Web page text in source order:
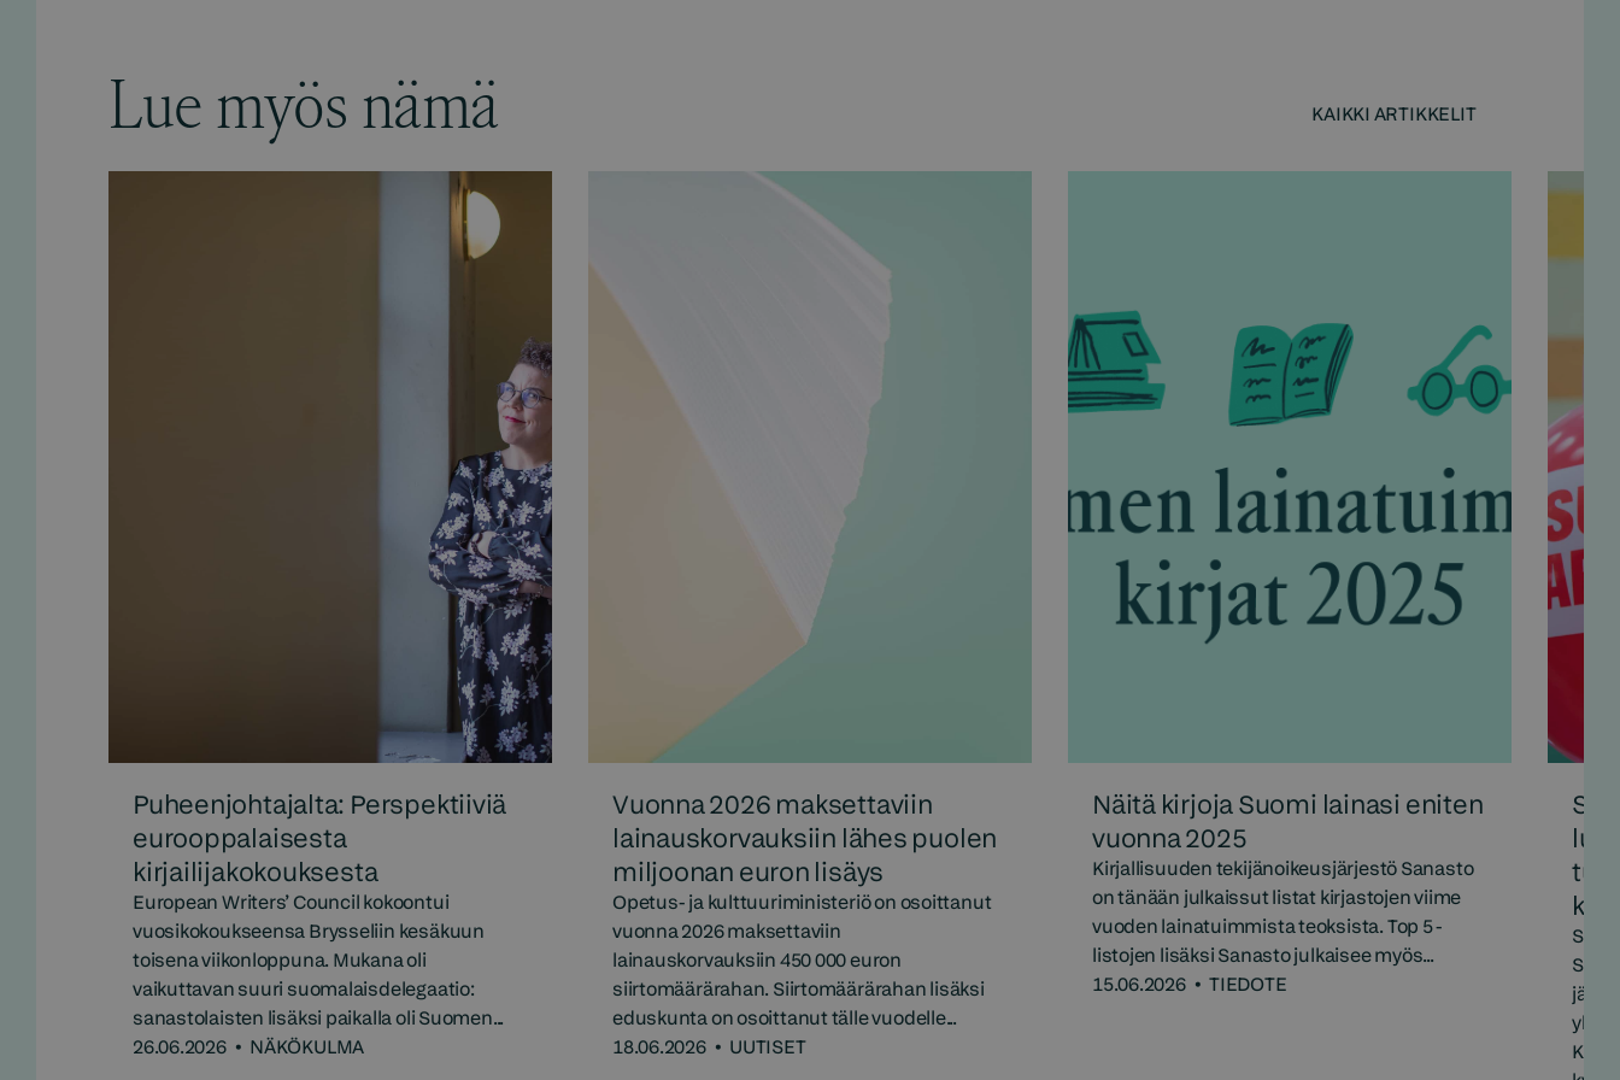
Lue myös nämä KAIKKI ARTIKKELIT
Puheenjohtajalta: Perspektiiviä
eurooppalaisesta
kirjailijakokouksesta
European Writers’ Council kokoontui
vuosikokoukseensa Brysseliin kesäkuun
toisena viikonloppuna. Mukana oli
vaikuttavan suuri suomalaisdelegaatio:
sanastolaisten lisäksi paikalla oli Suomen...
26.06.2026 • NÄKÖKULMA
Vuonna 2026 maksettaviin
lainauskorvauksiin lähes puolen
miljoonan euron lisäys
Opetus- ja kulttuuriministeriö on osoittanut
vuonna 2026 maksettaviin
lainauskorvauksiin 450 000 euron
siirtomäärärahan. Siirtomäärärahan lisäksi
eduskunta on osoittanut tälle vuodelle...
18.06.2026 • UUTISET
Näitä kirjoja Suomi lainasi eniten
vuonna 2025
Kirjallisuuden tekijänoikeusjärjestö Sanasto
on tänään julkaissut listat kirjastojen viime
vuoden lainatuimmista teoksista. Top 5 -
listojen lisäksi Sanasto julkaisee myös...
15.06.2026 • TIEDOTE